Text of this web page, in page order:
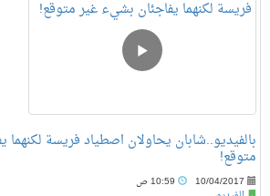
بالفيديو..شابان يحاولان اصطياد فريسة
متوقع!
10/04/2017